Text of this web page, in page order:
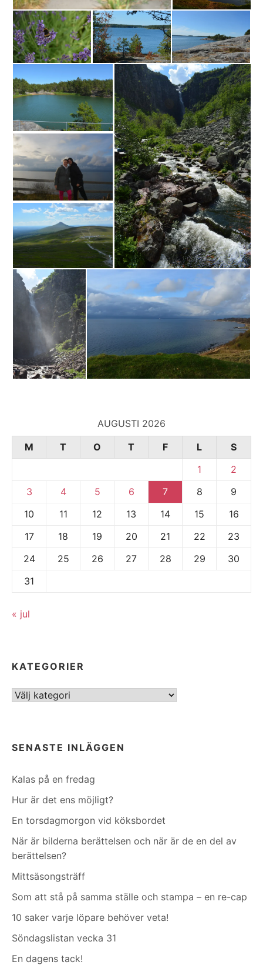
AUGUSTI 2026
M
T O T F L
S
1
2
3
4 5 6 7 8
9
10
11 12 13 14 15
16
17
18 19 20 21 22
23
24
25 26 27 28 29
30
31
« jul
KATEGORIER
Kategorier
SENASTE INLÄGGEN
Kalas på en fredag
Hur är det ens möjligt?
En torsdagmorgon vid köksbordet
När är bilderna berättelsen och när är de en del av
berättelsen?
Mittsäsongsträff
Som att stå på samma ställe och stampa – en re-cap
10 saker varje löpare behöver veta!
Söndagslistan vecka 31
En dagens tack!